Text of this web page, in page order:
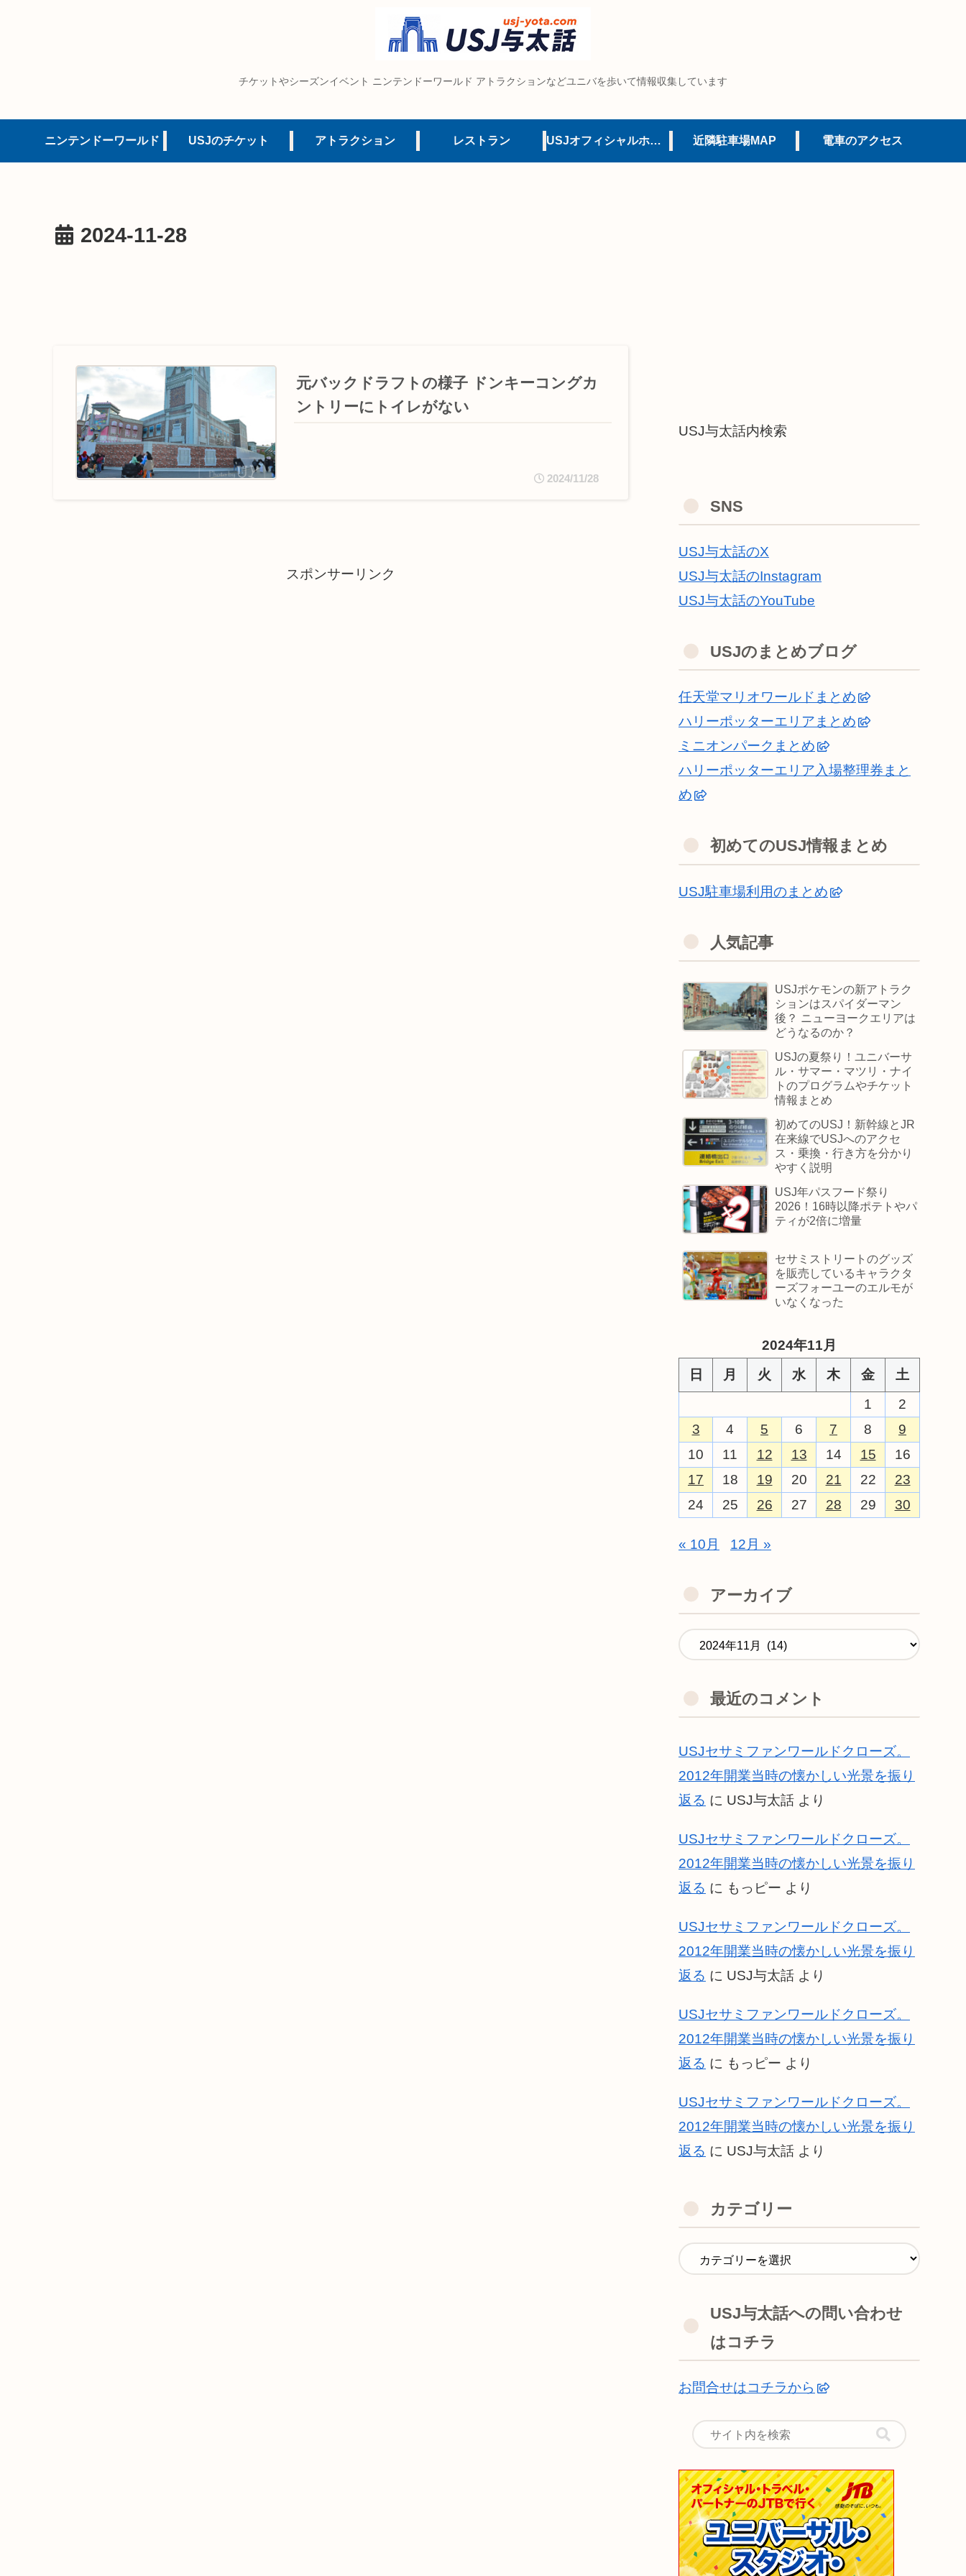
チケットやシーズンイベント ニンテンドーワールド アトラクションなどユニバを歩いて情報収集しています
ニンテンドーワールド USJのチケット アトラクション レストラン USJオフィシャルホテル 近隣駐車場MAP 電車のアクセス
2024-11-28
元バックドラフトの様子 ドンキーコングカ
ントリーにトイレがない
2024/11/28
スポンサーリンク
USJ与太話内検索
SNS
USJ与太話のX
USJ与太話のInstagram
USJ与太話のYouTube
USJのまとめブログ
任天堂マリオワールドまとめ
ハリーポッターエリアまとめ
ミニオンパークまとめ
ハリーポッターエリア入場整理券まと
め
初めてのUSJ情報まとめ
USJ駐車場利用のまとめ
人気記事
USJポケモンの新アトラク
ションはスパイダーマン
後？ ニューヨークエリアは
どうなるのか？
USJの夏祭り！ユニバーサ
ル・サマー・マツリ・ナイ
トのプログラムやチケット
情報まとめ
初めてのUSJ！新幹線とJR
在来線でUSJへのアクセ
ス・乗換・行き方を分かり
やすく説明
USJ年パスフード祭り
2026！16時以降ポテトやパ
ティが2倍に増量
セサミストリートのグッズ
を販売しているキャラクタ
ーズフォーユーのエルモが
いなくなった
2024年11月
日
月 火 水 木 金
土
1
2
3
4 5 6 7 8
9
10
11 12 13 14 15
16
17
18 19 20 21 22
23
24
25 26 27 28 29 30
« 10月 12月 »
アーカイブ
最近のコメント
USJセサミファンワールドクローズ。
2012年開業当時の懐かしい光景を振り
返る に USJ与太話 より
USJセサミファンワールドクローズ。
2012年開業当時の懐かしい光景を振り
返る に もっピー より
USJセサミファンワールドクローズ。
2012年開業当時の懐かしい光景を振り
返る に USJ与太話 より
USJセサミファンワールドクローズ。
2012年開業当時の懐かしい光景を振り
返る に もっピー より
USJセサミファンワールドクローズ。
2012年開業当時の懐かしい光景を振り
返る に USJ与太話 より
カテゴリー
USJ与太話への問い合わせ
はコチラ
お問合せはコチラから